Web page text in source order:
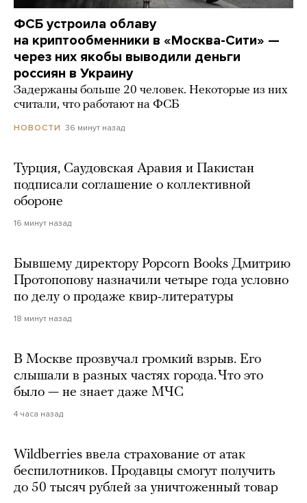
ФСБ устроила облаву
на криптообменники в «Москва-Сити» —
через них якобы выводили деньги
россиян в Украину
Задержаны больше 20 человек. Некоторые из них
считали, что работают на ФСБ
НОВОСТИ 36 минут назад
Турция, Саудовская Аравия и Пакистан
подписали соглашение о коллективной
обороне
16 минут назад
Бывшему директору Popcorn Books Дмитрию
Протопопову назначили четыре года условно
по делу о продаже квир-литературы
18 минут назад
В Москве прозвучал громкий взрыв. Его
слышали в разных частях города. Что это
было — не знает даже МЧС
4 часа назад
Wildberries ввела страхование от атак
беспилотников. Продавцы смогут получить
до 50 тысяч рублей за уничтоженный товар